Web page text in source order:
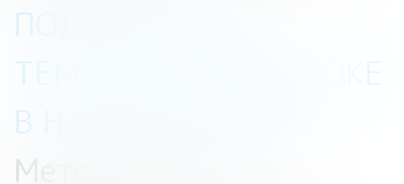
ПОДРОБНЕЕ О
ТЕМАТИЧЕСКОМ УРОКЕ
В НАШЕМ РАЗДЕЛЕ
Методические